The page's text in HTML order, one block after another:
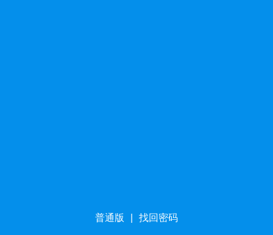
普通版 找回密码